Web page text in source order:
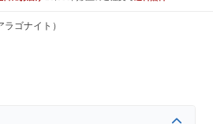
ラゴナイト）